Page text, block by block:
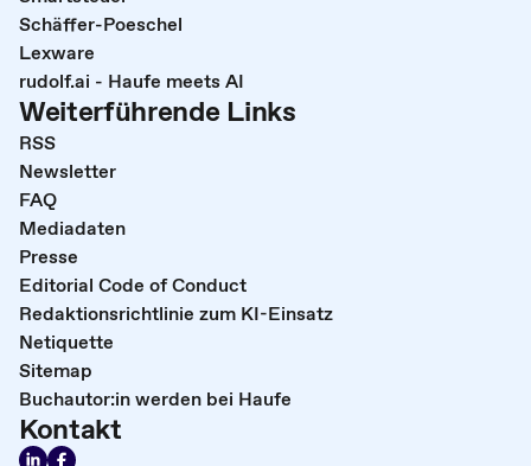
Schäffer-Poeschel
Lexware
rudolf.ai - Haufe meets AI
Weiterführende Links
RSS
Newsletter
FAQ
Mediadaten
Presse
Editorial Code of Conduct
Redaktionsrichtlinie zum KI-Einsatz
Netiquette
Sitemap
Buchautor:in werden bei Haufe
Kontakt